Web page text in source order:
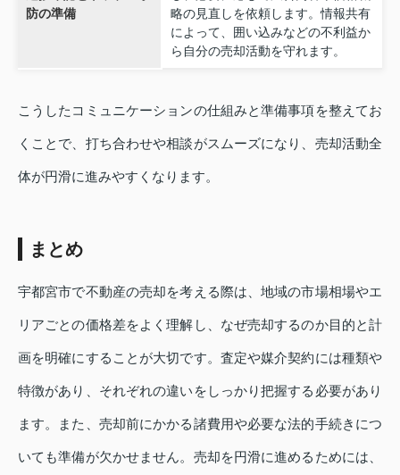
防の準備
略の見直しを依頼します。情報共有
によって、囲い込みなどの不利益か
ら自分の売却活動を守れます。
こうしたコミュニケーションの仕組みと準備事項を整えてお
くことで、打ち合わせや相談がスムーズになり、売却活動全
体が円滑に進みやすくなります。
まとめ
宇都宮市で不動産の売却を考える際は、地域の市場相場やエ
リアごとの価格差をよく理解し、なぜ売却するのか目的と計
画を明確にすることが大切です。査定や媒介契約には種類や
特徴があり、それぞれの違いをしっかり把握する必要があり
ます。また、売却前にかかる諸費用や必要な法的手続きにつ
いても準備が欠かせません。売却を円滑に進めるためには、